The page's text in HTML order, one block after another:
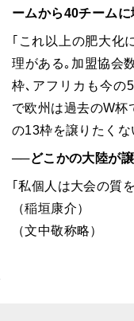
ームから40チーム
｢これ以上の肥大化
理がある｡加盟協会
枠､アフリカも今の
で欧州は過去のW杯
の13枠を譲りたくな
──どこかの大陸が
｢私個人は大会の質
（稲垣康介）
（文中敬称略）